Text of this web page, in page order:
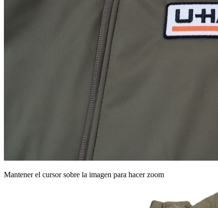
Mantener el cursor sobre la imagen para hacer zoom